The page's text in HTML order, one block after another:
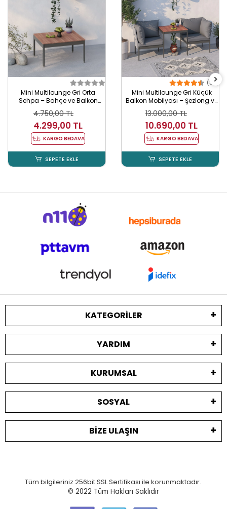
Mini Multilounge Gri Orta
Sehpa – Bahçe ve Balkon
Mobilyası
4.750,00 TL
4.299,00 TL
KARGO BEDAVA
SEPETE EKLE
(39)
Mini Multilounge Gri Küçük
Balkon Mobilyası – Şezlong ve
Köşe Bahçe Seti
13.000,00 TL
10.690,00 TL
KARGO BEDAVA
SEPETE EKLE
KATEGORILER
YARDIM
KURUMSAL
SOSYAL
BIZE ULAŞIN
Tüm bilgileriniz 256bit SSL Sertifikası ile korunmaktadır.
© 2022 Tüm Hakları Saklıdır